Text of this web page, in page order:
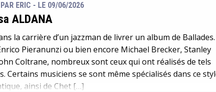
ERIC - LE 09/06/2026
ALDANA
la carrière d’un jazzman de livrer un album de
Pieranunzi ou bien encore Michael Brecker, Stanley
Coltrane, nombreux sont ceux qui ont réalisés de tels
Certains musiciens se sont même spécialisés dans ce
ainsi de Chet […]